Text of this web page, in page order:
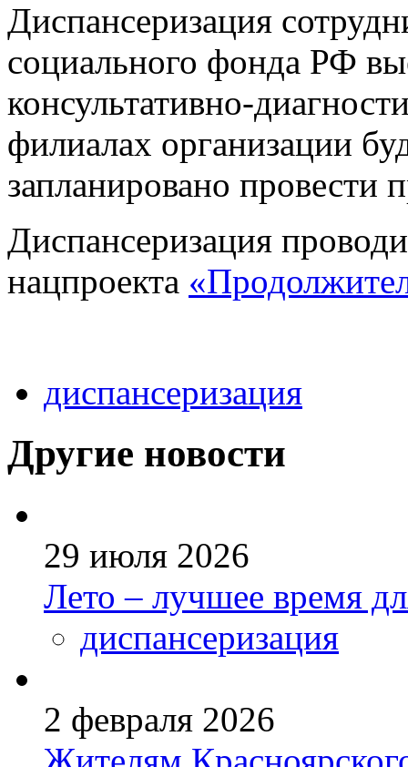
Диспансеризация
социального фонда РФ
консультативно-
филиалах организации
запланировано провести
Диспансеризация
нацпроекта
диспансеризация
Другие новости
29 июля 2026
Лето – лучшее время
диспансеризация
2 февраля 2026